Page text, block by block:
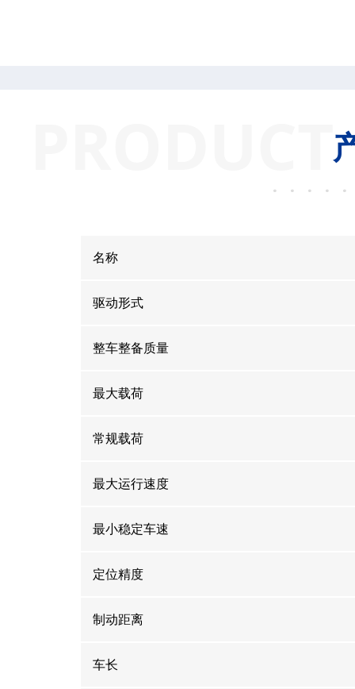
名称
驱动形式
整车整备质量
最大载荷
常规载荷
最大运行速度
最小稳定车速
定位精度
制动距离
车长